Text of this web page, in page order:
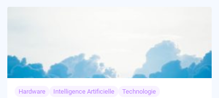
Hardware Intelligence Artificielle Technologie